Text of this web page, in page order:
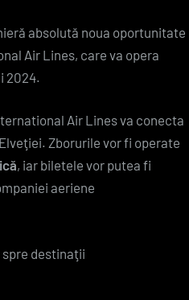
absolută noua oportunitate
Air Lines, care va opera
2024.
Air Lines va conecta
Zborurile vor fi operate
, iar biletele vor putea fi
aeriene
spre destinaţii